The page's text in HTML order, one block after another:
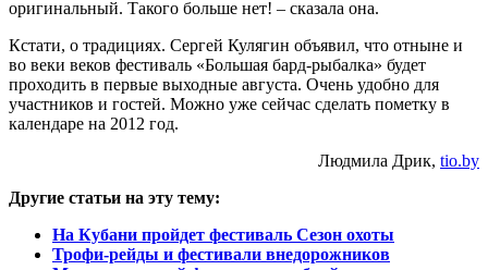
оригинальный. Такого больше нет! – сказала она.
Кстати, о традициях. Сергей Кулягин объявил, что отныне и
во веки веков фестиваль «Большая бард-рыбалка» будет
проходить в первые выходные августа. Очень удобно для
участников и гостей. Можно уже сейчас сделать пометку в
календаре на 2012 год.
Людмила Дрик, tio.by
Другие статьи на эту тему:
На Кубани пройдет фестиваль Сезон охоты
Трофи-рейды и фестивали внедорожников